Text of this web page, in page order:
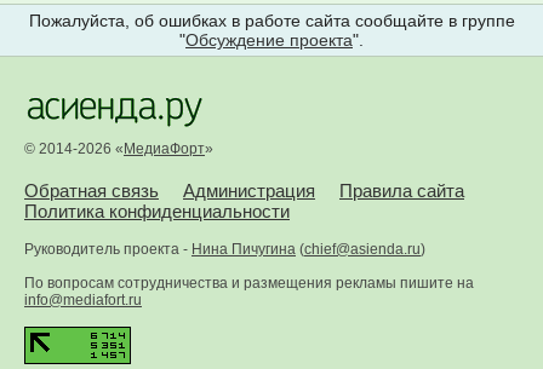
Пожалуйста, об ошибках в работе сайта сообщайте в группе
"Обсуждение проекта".
© 2014-2026 « МедиаФорт»
Обратная связь Администрация
Правила сайта
Политика конфиденциальности
Руководитель проекта - Нина Пичугина (chief@asienda.ru)
По вопросам сотрудничества и размещения рекламы пишите на
info@mediafort.ru